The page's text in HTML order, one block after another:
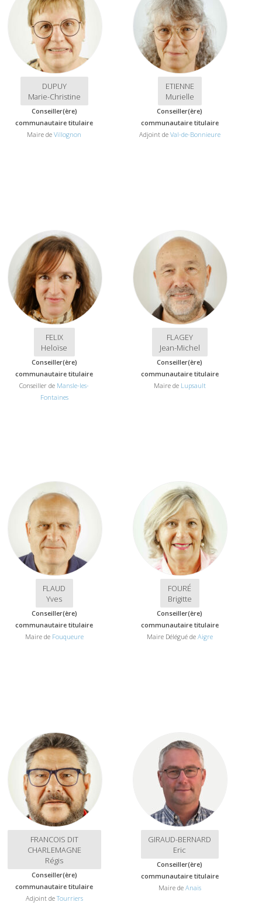
DUPUY
Marie-Christine
Conseiller(ère)
communautaire titulaire
Maire deVillognon
ETIENNE
Murielle
Conseiller(ère)
communautaire titulaire
Adjoint de Val-de-Bonnieure
FELIX
Heloïse
Conseiller(ère)
communautaire titulaire
Conseiller de Mansle-les-
Fontaines
FLAGEY
Jean-Michel
Conseiller(ère)
communautaire titulaire
Maire de Lupsault
FLAUD
Yves
Conseiller(ère)
communautaire titulaire
Maire de Fouqueure
FOURÉ
Brigitte
Conseiller(ère)
communautaire titulaire
Maire Délégué de Aigre
FRANCOIS DIT
CHARLEMAGNE
Régis
Conseiller(ère)
communautaire titulaire
Adjoint deTourriers
GIRAUD-BERNARD
Eric
Conseiller(ère)
communautaire titulaire
Maire de Anais